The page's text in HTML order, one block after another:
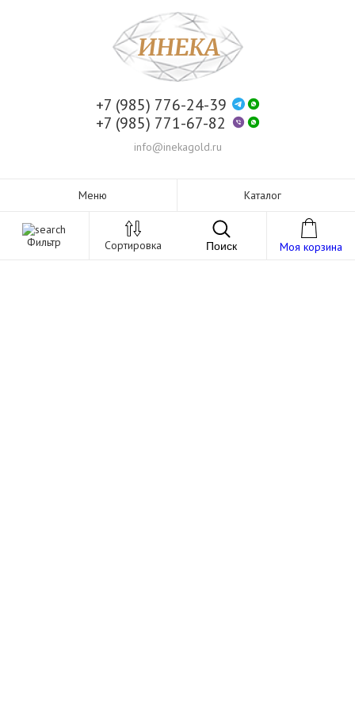
+7 (985) 776-24-39
+7 (985) 771-67-82
info@inekagold.ru
Меню Каталог
Фильтр Сортировка Поиск Моя корзина